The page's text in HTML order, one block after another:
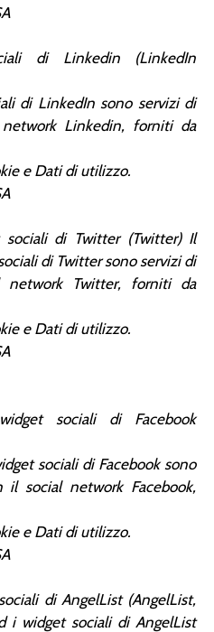
di Linkedin (LinkedIn
di LinkedIn sono servizi di
Linkedin, forniti da
e Dati di utilizzo.
di Twitter (Twitter) Il
di Twitter sono servizi di
network Twitter, forniti da
e Dati di utilizzo.
sociali di Facebook
sociali di Facebook sono
social network Facebook,
e Dati di utilizzo.
di AngelList (AngelList,
i widget sociali di AngelList